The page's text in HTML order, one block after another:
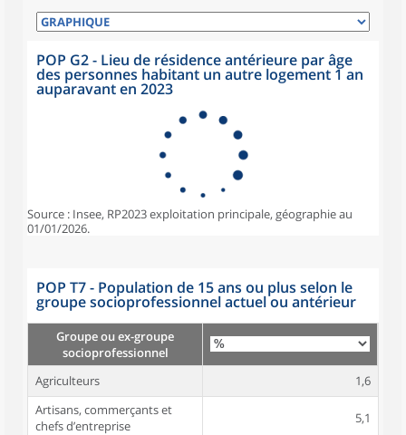
POP G2 - Lieu de résidence antérieure par âge
des personnes habitant un autre logement 1 an
auparavant en 2023
Source : Insee, RP2023 exploitation principale, géographie au
01/01/2026.
POP T7 - Population de 15 ans ou plus selon le
groupe socioprofessionnel actuel ou antérieur
Groupe ou ex-groupe
socioprofessionnel
Agriculteurs
1,6
Artisans, commerçants et
chefs d’entreprise
5,1